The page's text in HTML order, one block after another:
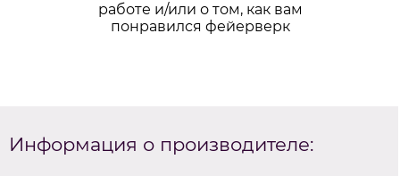
работе и/или о том, как вам
понравился фейерверк
Информация о производителе: